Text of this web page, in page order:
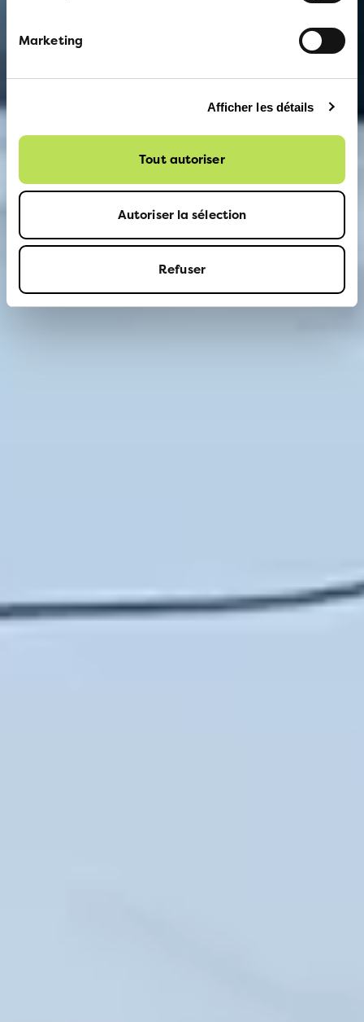
Marketing
Afficher les détails
Tout autoriser
Autoriser la sélection
Refuser